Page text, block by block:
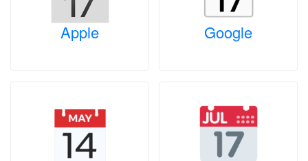
Apple Google